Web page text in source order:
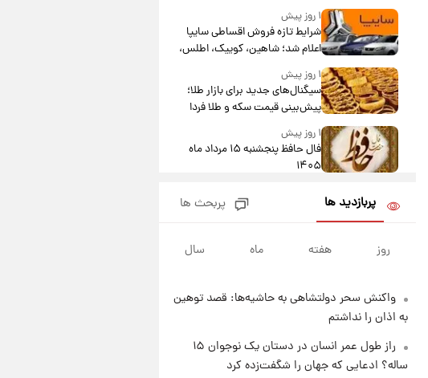
۱ روز پیش
شرایط تازه فروش اقساطی سایپا
اعلام شد؛ شاهین، کوییک، اطلس،
سهند و ساینا با اقساط بلندمدت +
جدول۱ روز پیش
سیگنال‌های جدید برای بازار طلا؛
پیش‌بینی قیمت سکه و طلا فردا
۱ روز پیش
فال حافظ پنجشنبه ۱۵ مرداد ماه
۱۴۰۵
فال قهوه روزانه پنجشنبه ۱۵ مرداد
ماه ۱۴۰۵
۱ روز پیش
چهارشنبه ۱۴ مرداد + جدول
۱ روز پیش
پربازدید ها پربحث ها
روز هفته ماه سال
واکنش سحر دولتشاهی به حاشیه‌ها: قصد توهین
به اذان را نداشتم
راز طول عمر انسان در دستان یک نوجوان ۱۵
ساله؟ ادعایی که جهان را شگفت‌زده کرد